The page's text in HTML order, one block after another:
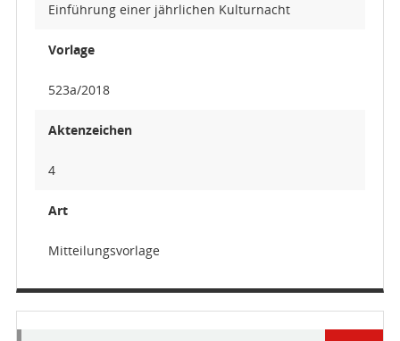
Einführung einer jährlichen Kulturnacht
Vorlage
523a/2018
Aktenzeichen
4
Art
Mitteilungsvorlage